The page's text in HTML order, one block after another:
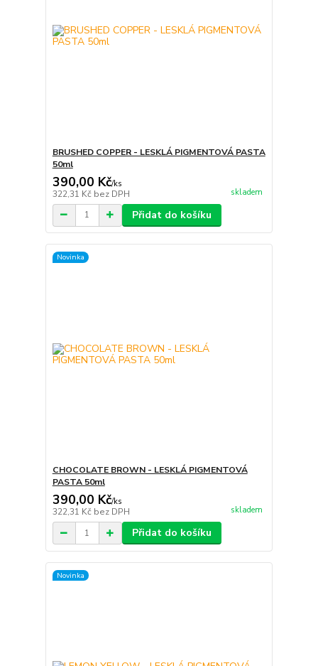
BRUSHED COPPER - LESKLÁ PIGMENTOVÁ PASTA
50ml
390,00 Kč/ks
322,31 Kč bez DPH skladem
Přidat do košíku
Novinka
CHOCOLATE BROWN - LESKLÁ PIGMENTOVÁ
PASTA 50ml
390,00 Kč/ks
322,31 Kč bez DPH skladem
Přidat do košíku
Novinka